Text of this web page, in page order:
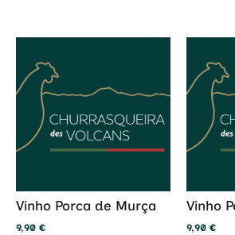
Vinho Porca de Murça
9,90 €
Vinho
9,90 €